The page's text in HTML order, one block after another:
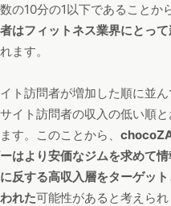
の10分の1以下であることから
はフィットネス業界にとっ
ます。
ト訪問者が増加した順に並
イト訪問者の収入の低い順
す。このことから、
はより安価なジムを求めて
反する高収入層をターゲッ
れた可能性があると考えられ